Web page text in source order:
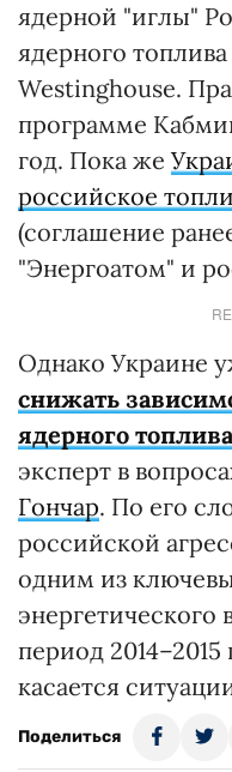
ядерной "иглы"
ядерного
Westinghouse.
программе
год. Пока же
российское
(соглашение
"Энергоатом" и
Однако Украине
снижать
ядерного топлива
эксперт в
Гончар. По его
российской
одним из
период 2014–2015
касается
Поделиться